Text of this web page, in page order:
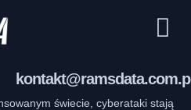
świecie, cyberataki stają